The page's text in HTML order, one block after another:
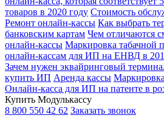
товаров в 2020 году Стоимость
Ремонт онлайн-кассы Как выбрать
банковским картам Чем отличаются
онлайн-кассы Маркировка табачной
онлайн-кассам для ИП на ЕНВД в
Зачем нужен эквайринговый
купить ИП Аренда кассы
Онлайн-касса для ИП на патенте в
Купить Модулькассу
8 800 550 42 62 Заказать звонок